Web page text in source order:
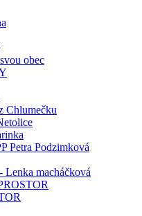
obec
Chlumečku
Petra Podzimková
Lenka macháčková